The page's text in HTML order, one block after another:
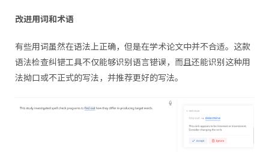
改进用词和术语
有些用词虽然在语法上正确，但是在学术论文中并不合适。这款
语法检查纠错工具不仅能够识别语言错误，而且还能识别这种用
法拗口或不正式的写法，并推荐更好的写法。